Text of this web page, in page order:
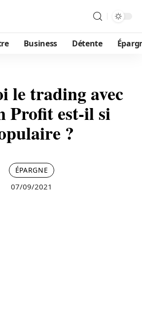
Business Détente
le trading avec
Profit est-il si
?
ÉPARGNE
07/09/2021